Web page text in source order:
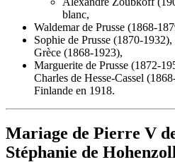
blanc,
Waldemar de Prusse (1868-
Sophie de Prusse (1870-
Grèce (1868-1923),
Marguerite de Prusse (1872-
Charles de Hesse-Cassel
Finlande en 1918.
Mariage de Pierre V
Stéphanie de